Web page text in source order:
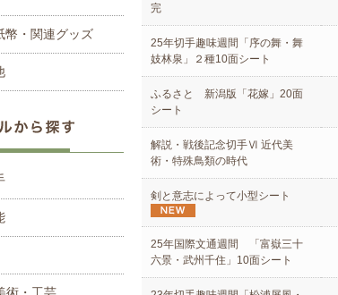
完
25年切手趣味週間「序の舞・舞
妓林泉」２種10面シート
ふるさと 新潟版「花嫁」20面
シート
解説・戦後記念切手Ⅵ 近代美
術・特殊鳥類の時代
剣と意志によって小型シート
25年国際文通週間 「富嶽三十
六景・武州千住」10面シート
幣・関連グッズ